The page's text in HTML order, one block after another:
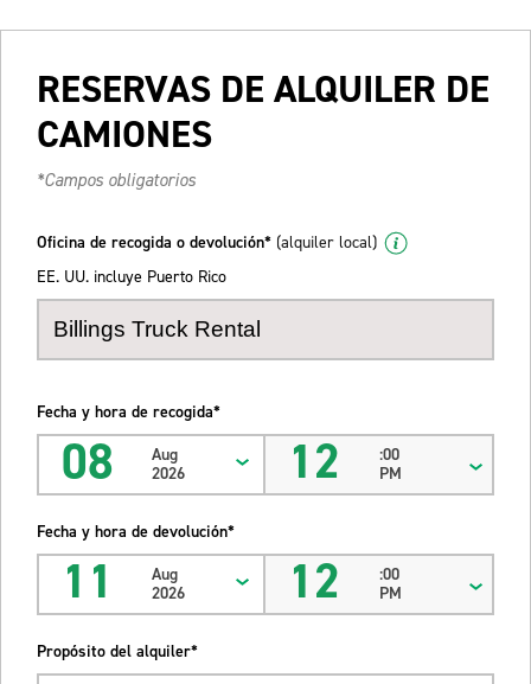
RESERVAS DE ALQUILER DE
CAMIONES
*Campos obligatorios
Oficina de recogida o devolución* (alquiler local)
EE. UU. incluye Puerto Rico
Fecha y hora de recogida*
08
Aug
2026
12
:00
PM
Fecha y hora de devolución*
11
Aug
2026
12
:00
PM
Propósito del alquiler*